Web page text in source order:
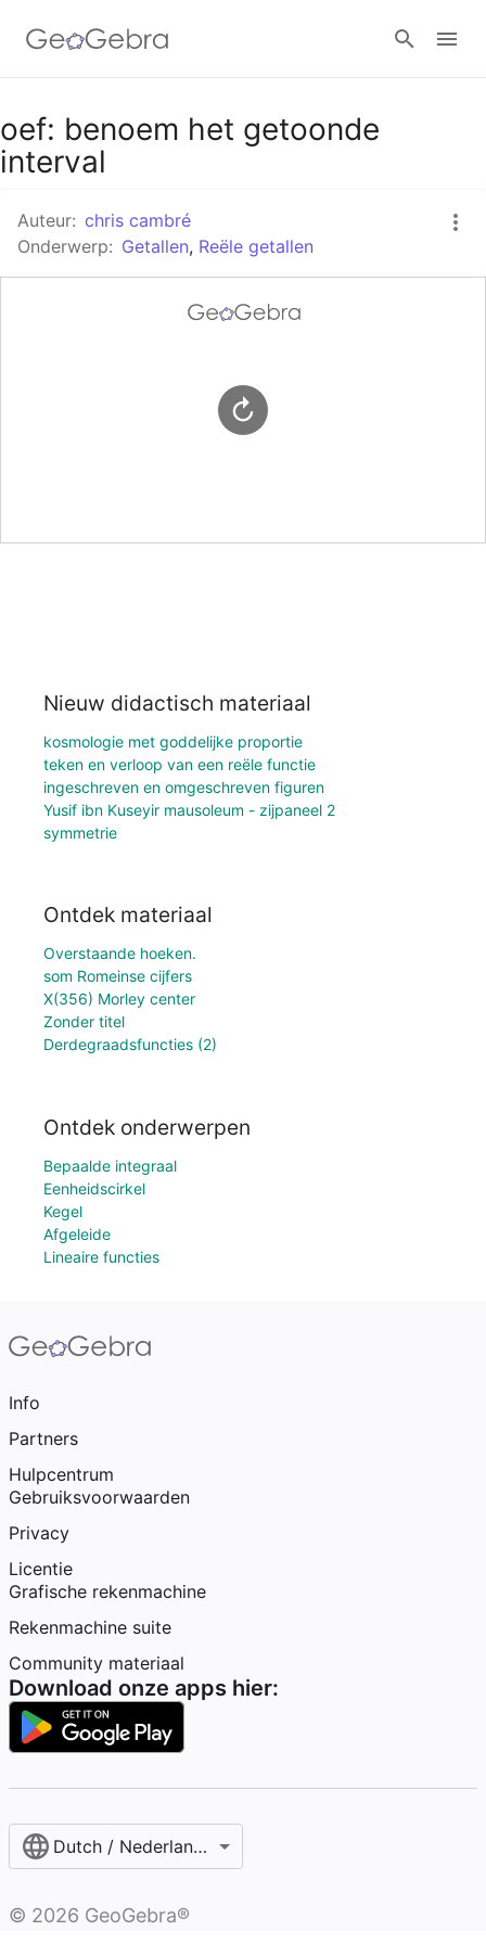
Google Classroom
Aanmelden
oef: benoem het getoonde
interval
Auteur: chris cambré
Onderwerp: Getallen, Reële getallen
Nieuw didactisch materiaal
kosmologie met goddelijke proportie
teken en verloop van een reële functie
ingeschreven en omgeschreven figuren
Yusif ibn Kuseyir mausoleum - zijpaneel 2
symmetrie
Ontdek materiaal
Overstaande hoeken.
som Romeinse cijfers
X(356) Morley center
Zonder titel
Derdegraadsfuncties (2)
Ontdek onderwerpen
Bepaalde integraal
Eenheidscirkel
Kegel
Afgeleide
Lineaire functies
Info
Partners
Hulpcentrum
Gebruiksvoorwaarden
Privacy
Licentie
Grafische rekenmachine
Rekenmachine suite
Community materiaal
Download onze apps hier:
Dutch / Nederlands‎ (België)‎
© 2026 GeoGebra®